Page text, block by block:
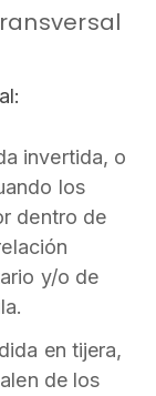
invertida, o
los
dentro de
y/o de
en tijera,
de los